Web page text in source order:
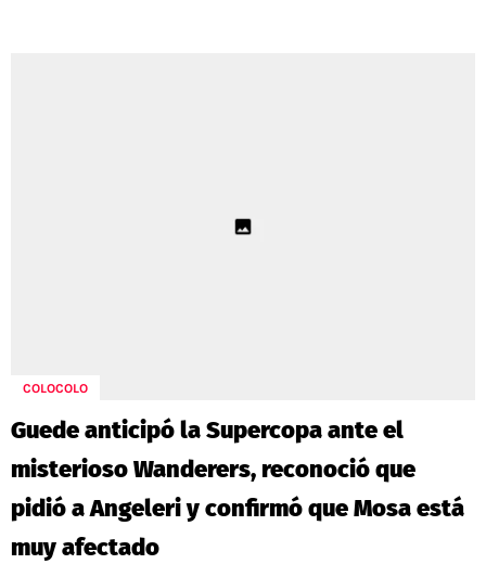
COLOCOLO
Guede anticipó la Supercopa ante el
misterioso Wanderers, reconoció que
pidió a Angeleri y confirmó que Mosa está
muy afectado